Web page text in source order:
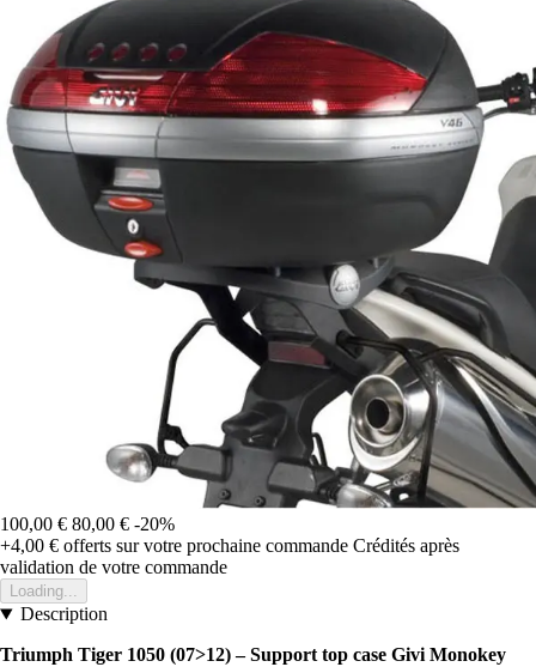
100,00 € 80,00 € -20%
+4,00 € offerts sur votre prochaine commande Crédités après
validation de votre commande
Loading...
Description
Triumph Tiger 1050 (07>12)– Support top case Givi Monokey